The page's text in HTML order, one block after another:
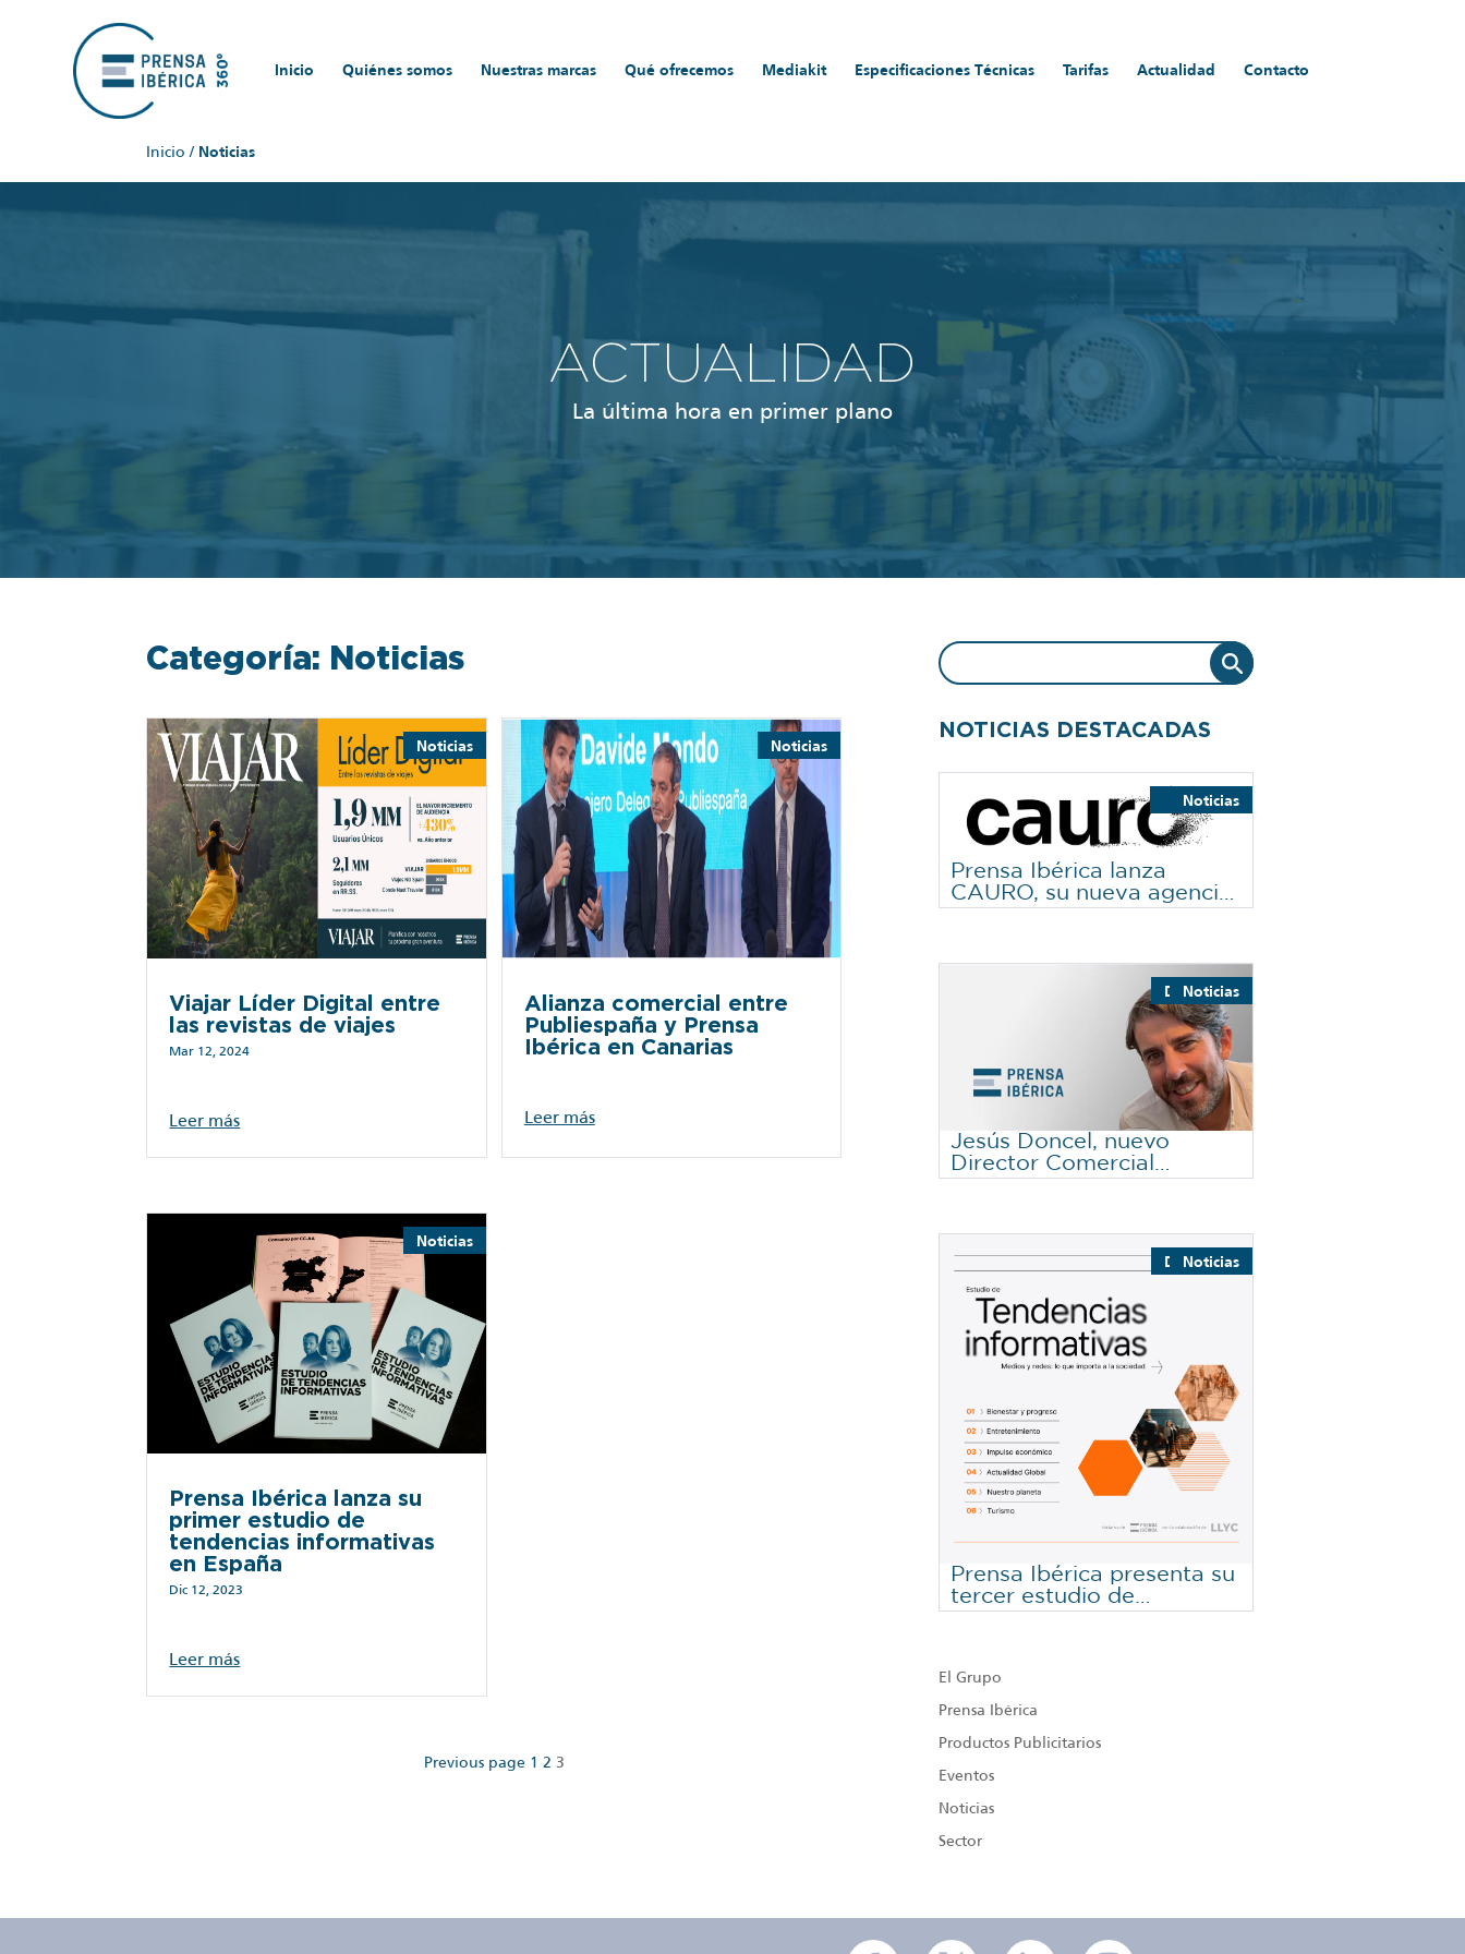
Inicio Quiénes somos Nuestras marcas Qué ofrecemos Mediakit Especificaciones Técnicas Tarifas Actualidad Contacto
Inicio / Noticias
ACTUALIDAD
La última hora en primer plano
Categoría: Noticias
Viajar Líder Digital entre
las revistas de viajes
Mar 12, 2024
Noticias
Leer más
Alianza comercial entre
Publiespaña y Prensa
Ibérica en Canarias
Noticias
Leer más
Prensa Ibérica lanza su
primer estudio de
tendencias informativas
en España
Dic 12, 2023
Noticias
Leer más
Previous page Page
1 Page
2 Page
3
NOTICIAS DESTACADAS
Prensa Ibérica lanza
CAURO, su nueva agencia
que une creatividad y
actualidad
Destacado
El Grupo
Noticias
Jesús Doncel, nuevo
Director Comercial
Nacional de Prensa Ibérica
Destacado
Noticias
Prensa Ibérica presenta su
tercer estudio de
Tendencias Informativas
Destacado
Noticias
El Grupo
Prensa Ibérica
Productos Publicitarios
Eventos
Noticias
Sector